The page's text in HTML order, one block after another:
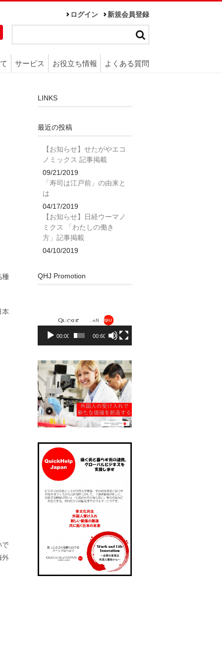
ログイン 新規会員登録
サービス お役立ち情報 よくある質問
種
本
で
外
LINKS
最近の投稿
【お知らせ】せたがやエコ
ノミックス 記事掲載
09/21/2019
「寿司は江戸前」の由来と
は
04/17/2019
【お知らせ】日経ウーマノ
ミクス 「わたしの働き
方」記事掲載
04/10/2019
QHJ Promotion
レ
ー
00:00 00:60